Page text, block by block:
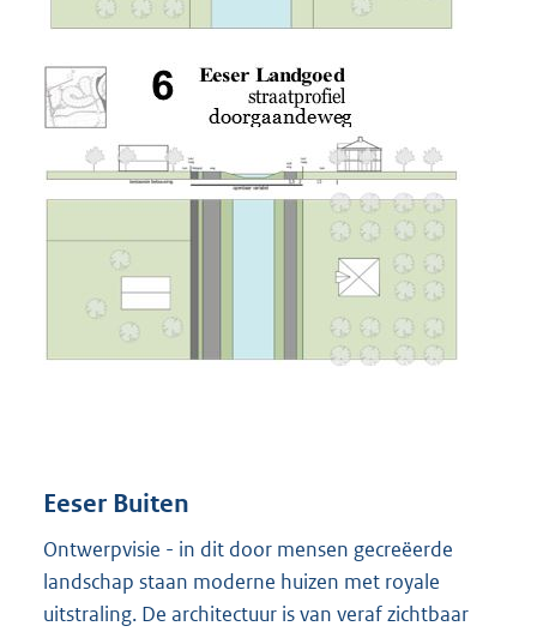
Eeser Buiten
Ontwerpvisie - in dit door mensen gecreëerde
landschap staan moderne huizen met royale
uitstraling. De architectuur is van veraf zichtbaar